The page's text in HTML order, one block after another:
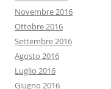
Novembre 2016
Ottobre 2016
Settembre 2016
Agosto 2016
Luglio 2016
Giugno 2016